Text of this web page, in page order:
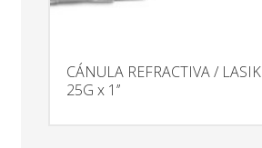
CÁNULA REFRACTIVA / LASIK
25G x 1’’